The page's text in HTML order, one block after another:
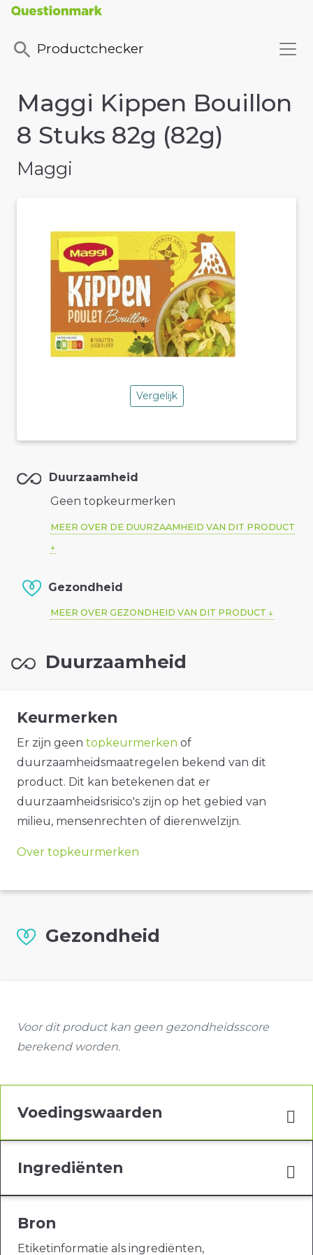
Productchecker
Maggi Kippen Bouillon
8 Stuks 82g (82g)
Maggi
Vergelijk
Duurzaamheid
Geen topkeurmerken
MEER OVER DE DUURZAAMHEID VAN DIT PRODUCT
Gezondheid
MEER OVER GEZONDHEID VAN DIT PRODUCT
Duurzaamheid
Keurmerken
Er zijn geen topkeurmerken of
duurzaamheidsmaatregelen bekend van dit
product. Dit kan betekenen dat er
duurzaamheidsrisico's zijn op het gebied van
milieu, mensenrechten of dierenwelzijn.
Over topkeurmerken
Gezondheid
Voor dit product kan geen gezondheidsscore
berekend worden.
Voedingswaarden
Ingrediënten
Bron
Etiketinformatie als ingrediënten,